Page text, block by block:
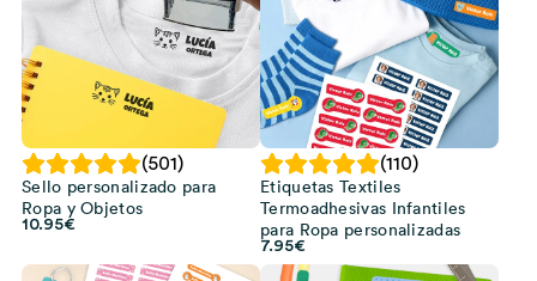
(501)
Sello personalizado para
Ropa y Objetos
10.95€
(110)
Etiquetas Textiles
Termoadhesivas Infantiles
para Ropa personalizadas
7.95€